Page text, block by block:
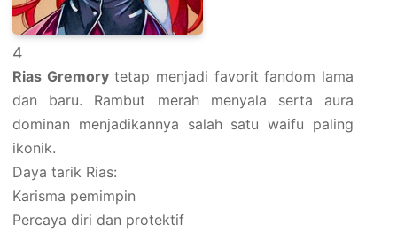
4
Rias Gremorytetap menjadi favorit fandom lama
dan baru. Rambut merah menyala serta aura
dominan menjadikannya salah satu waifu paling
ikonik.
Daya tarik Rias:
Karisma pemimpin
Percaya diri dan protektif